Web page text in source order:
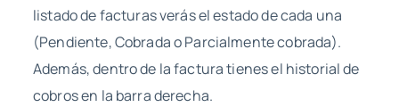
listado de facturas verás el estado de cada una
(Pendiente, Cobrada o Parcialmente cobrada).
Además, dentro de la factura tienes el historial de
cobros en la barra derecha.